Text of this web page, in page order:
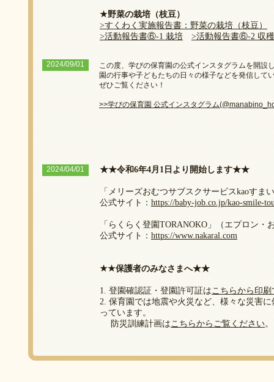
★野菜の栽培（枝豆）
>すくわく実施報告書：野菜の栽培（枝豆）
>活動報告書⑥-1 栽培
>活動報告書⑥-2 収穫
2024/09/01
この度、学びの保育園の公式インスタグラムを開設
園の行事や子どもたちの日々の様子などを発信して
ぜひご覧ください！
>>学びの保育園 公式インスタグラム
2024/04/01 ★★令和6年4月1日より開始します★★
「メリーズおむつサブスクサービスkaoすま
公式サイト： https://baby-job.co.jp/kao-smile-
「らくらく登園TORANOKO」（エプロン・
公式サイト： https://www.nakaral.com
★★保護者のみなさまへ★★
1. 登園確認証・登園許可証はこちらから印刷
2. 保育園では地震や火災など、様々な災害
っています。
防災訓練計画はこちらからご覧ください。